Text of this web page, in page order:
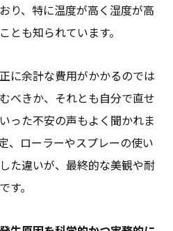
り、特に温度が高く湿度が高
とも知られています。
に余計な費用がかかるのでは
べきか、それとも自分で直せ
った不安の声もよく聞かれま
、ローラーやスプレーの使い
た違いが、最終的な美観や耐
す。